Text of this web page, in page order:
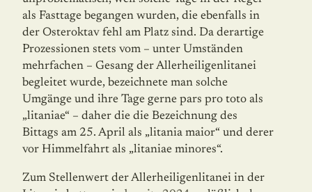
als Fast­tage begangen wurden, die ebenfalls in
der Osteroktav fehl am Platz sind. Da derartige
Prozessionen stets vom – unter Umständen
mehrfachen – Gesang der Allerheiligenlitanei
begleitet wurde, bezeichnete man solche
Umgänge und ihre Tage gerne pars pro toto als
„litaniae“ – daher die die Bezeichnung des
Bittags am 25. April als „litania maior“ und derer
vor Himmelfahrt als „litaniae minores“.
Zum Stellenwert der Allerheiligenlitanei in der